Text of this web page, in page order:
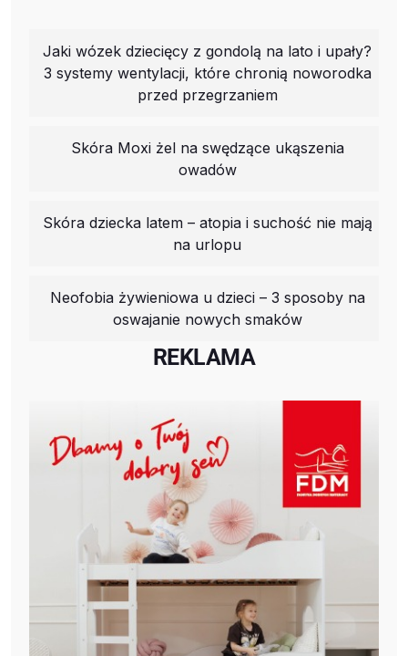
Jaki wózek dziecięcy z gondolą na lato i upały?
3 systemy wentylacji, które chronią noworodka
przed przegrzaniem
Skóra Moxi żel na swędzące ukąszenia
owadów
Skóra dziecka latem – atopia i suchość nie mają
na urlopu
Neofobia żywieniowa u dzieci – 3 sposoby na
oswajanie nowych smaków
REKLAMA